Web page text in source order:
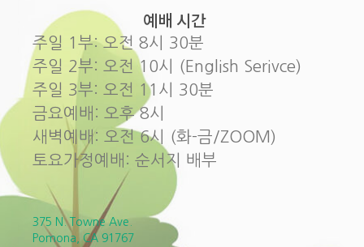
예배 시간
주일 1부: 오전 8시 30분
주일 2부: 오전 10시 (English Serivce)
주일 3부: 오전 11시 30분
금요예배: 오후 8시
새벽예배: 오전 6시 (화-금/ZOOM)
토요가정예배: 순서지 배부
375 N. Towne Ave.
Pomona, CA 91767